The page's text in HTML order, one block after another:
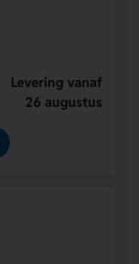
Levering vanaf
26 augustus